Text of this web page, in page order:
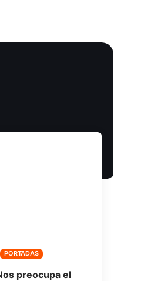
PORTADAS
preocupa el